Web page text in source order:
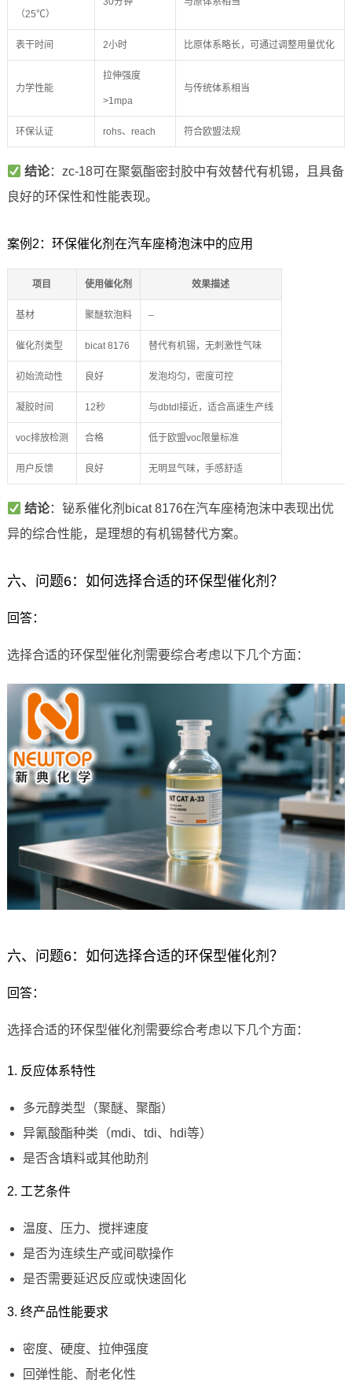
（25℃）
表干时间 2小时 比原体系略长，可通过调整用量优化
力学性能
拉伸强度
>1mpa
与传统体系相当
环保认证 rohs、reach 符合欧盟法规
结论：zc-18可在聚氨酯密封胶中有效替代有机锡，且具备
良好的环保性和性能表现。
案例2：环保催化剂在汽车座椅泡沫中的应用
项目 使用催化剂 效果描述
基材 聚醚软泡料 –
催化剂类型 bicat 8176 替代有机锡，无刺激性气味
初始流动性 良好 发泡均匀，密度可控
凝胶时间 12秒 与dbtdl接近，适合高速生产线
voc排放检测 合格 低于欧盟voc限量标准
用户反馈 良好 无明显气味，手感舒适
结论：铋系催化剂bicat 8176在汽车座椅泡沫中表现出优
异的综合性能，是理想的有机锡替代方案。
六、问题6：如何选择合适的环保型催化剂？
回答：
选择合适的环保型催化剂需要综合考虑以下几个方面：
六、问题6：如何选择合适的环保型催化剂？
回答：
选择合适的环保型催化剂需要综合考虑以下几个方面：
1. 反应体系特性
多元醇类型（聚醚、聚酯）
异氰酸酯种类（mdi、tdi、hdi等）
是否含填料或其他助剂
2. 工艺条件
温度、压力、搅拌速度
是否为连续生产或间歇操作
是否需要延迟反应或快速固化
3. 终产品性能要求
密度、硬度、拉伸强度
回弹性能、耐老化性